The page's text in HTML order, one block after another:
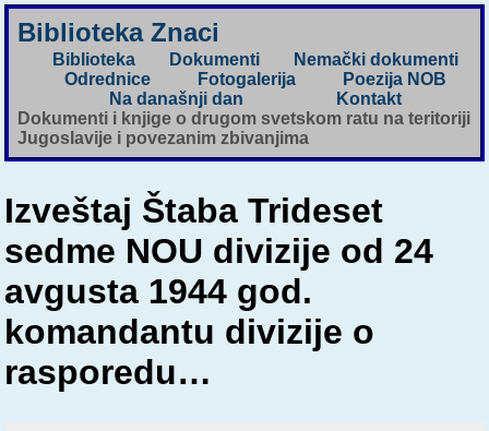
Biblioteka Znaci
Biblioteka Dokumenti
Nemački dokumenti
Odrednice
Fotogalerija
Poezija NOB
Na današnji dan
Kontakt
Dokumenti i knjige o drugom svetskom ratu na teritoriji
Jugoslavije i povezanim zbivanjima
Izveštaj Štaba Trideset
sedme NOU divizije od 24
avgusta 1944 god.
komandantu divizije o
rasporedu…